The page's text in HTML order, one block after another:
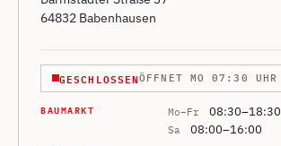
64832 Babenhausen
GESCHLOSSENÖFFNET MO 07:30 UHR
BAUMARKT Mo–Fr 08:30–18:30
Sa 08:00–16:00